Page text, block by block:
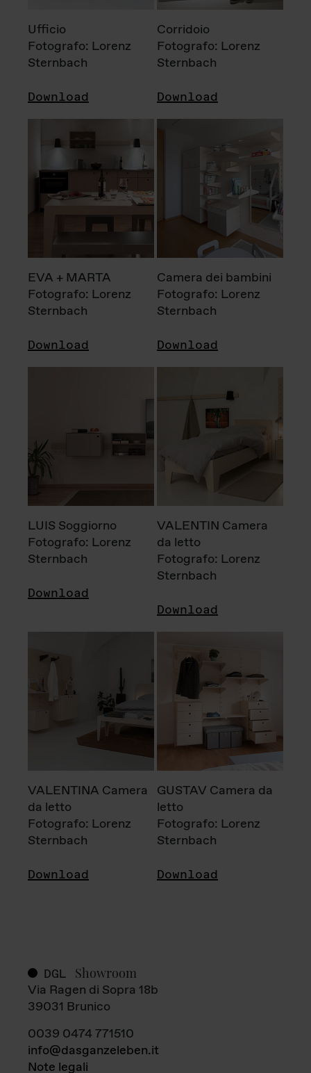
Ufficio
Fotografo: Lorenz
Sternbach
Download
Corridoio
Fotografo: Lorenz
Sternbach
Download
EVA + MARTA
Fotografo: Lorenz
Sternbach
Download
Camera dei bambini
Fotografo: Lorenz
Sternbach
Download
LUIS Soggiorno
Fotografo: Lorenz
Sternbach
Download
VALENTIN Camera
da letto
Fotografo: Lorenz
Sternbach
Download
VALENTINA Camera
da letto
Fotografo: Lorenz
Sternbach
Download
GUSTAV Camera da
letto
Fotografo: Lorenz
Sternbach
Download
DGL Showroom
Via Ragen di Sopra 18b
39031 Brunico
0039 0474 771510
info@dasganzeleben.it
Note legali